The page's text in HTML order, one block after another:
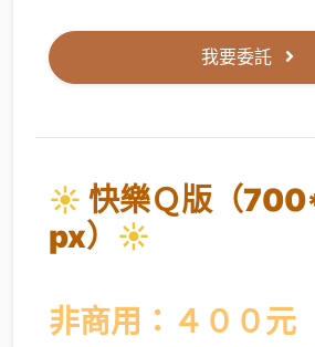
我要委託
☀ 快樂Ｑ版（
px） ☀
非商用：４００元